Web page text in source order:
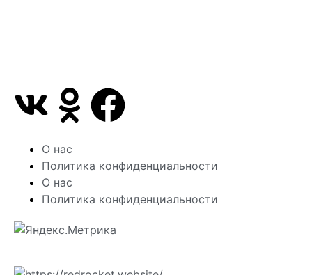
О нас
Политика конфиденциальности
О нас
Политика конфиденциальности